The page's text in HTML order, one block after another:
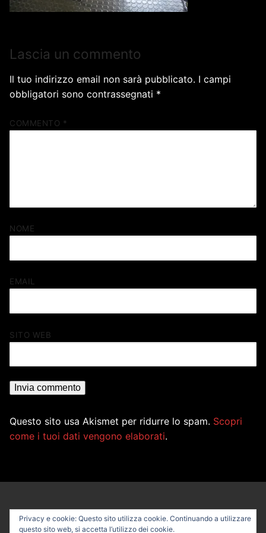
Lascia un commento
Il tuo indirizzo email non sarà pubblicato. I campi
obbligatori sono contrassegnati *
COMMENTO *
NOME
EMAIL
SITO WEB
Questo sito usa Akismet per ridurre lo spam. Scopri
come i tuoi dati vengono elaborati.
Privacy e cookie: Questo sito utilizza cookie. Continuando a utilizzare
questo sito web, si accetta l’utilizzo dei cookie.